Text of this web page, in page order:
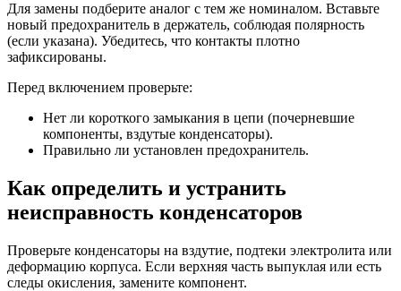
Для замены подберите аналог с тем же номиналом. Вставьте
новый предохранитель в держатель, соблюдая полярность
(если указана). Убедитесь, что контакты плотно
зафиксированы.
Перед включением проверьте:
Нет ли короткого замыкания в цепи (почерневшие
компоненты, вздутые конденсаторы).
Правильно ли установлен предохранитель.
Как определить и устранить
неисправность конденсаторов
Проверьте конденсаторы на вздутие, подтеки электролита или
деформацию корпуса. Если верхняя часть выпуклая или есть
следы окисления, замените компонент.